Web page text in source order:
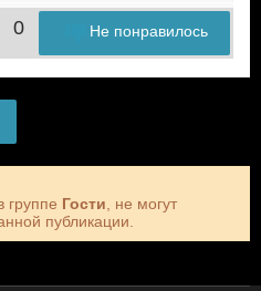
0 Не понравилось
группе Гости , не могут
публикации.